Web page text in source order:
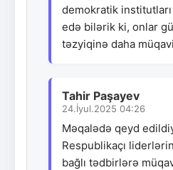
demokratik
edə bilərik ki, onlar
təzyiqinə daha
Tahir Paşayev
24.İyul.2025 04:26
Məqalədə qeyd
Respublikaçı
bağlı tədbirlərə